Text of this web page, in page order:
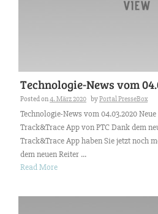
Technologie-News vom
Posted on4. März 2020 byPortal PresseBox
Technologie-News vom 04.03.2020
Track&Trace App von PTC Dank dem
Track&Trace App haben Sie jetzt noch
dem neuen Reiter ...
Read More